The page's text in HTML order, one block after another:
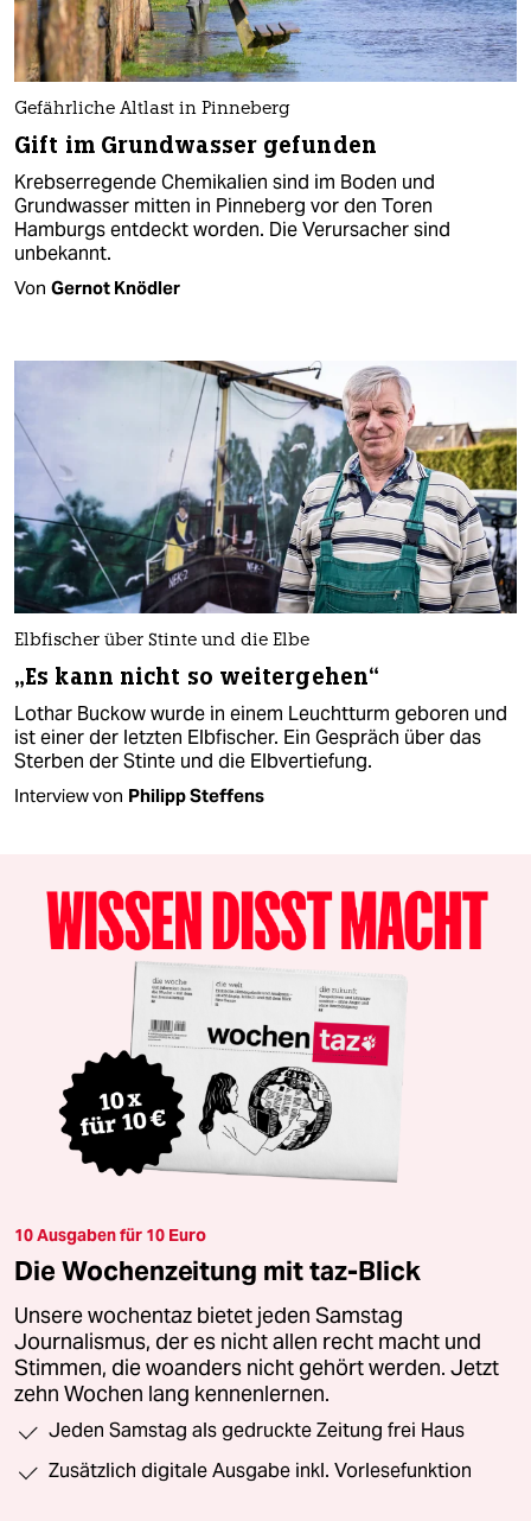
Gefährliche Altlast in Pinneberg
Gift im Grundwasser gefunden
Krebserregende Chemikalien sind im Boden und
Grundwasser mitten in Pinneberg vor den Toren
Hamburgs entdeckt worden. Die Verursacher sind
unbekannt.
Von Gernot Knödler
Elbfischer über Stinte und die Elbe
„Es kann nicht so weitergehen“
Lothar Buckow wurde in einem Leuchtturm geboren und
ist einer der letzten Elbfischer. Ein Gespräch über das
Sterben der Stinte und die Elbvertiefung.
Interview von Philipp Steffens
10 Ausgaben für 10 Euro
Die Wochenzeitung mit taz-Blick
Unsere wochentaz bietet jeden Samstag
Journalismus, der es nicht allen recht macht und
Stimmen, die woanders nicht gehört werden. Jetzt
zehn Wochen lang kennenlernen.
Jeden Samstag als gedruckte Zeitung frei Haus
Zusätzlich digitale Ausgabe inkl. Vorlesefunktion